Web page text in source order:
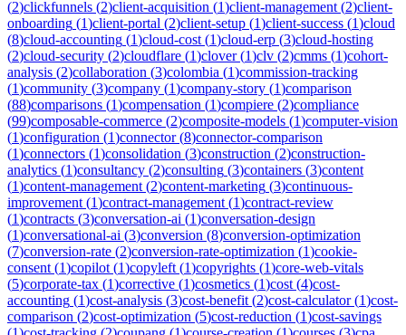
(2)clickfunnels (2)client-acquisition (1)client-management (2)client-
onboarding (1)client-portal (2)client-setup (1)client-success (1)cloud
(8)cloud-accounting (1)cloud-cost (1)cloud-erp (3)cloud-hosting
(2)cloud-security (2)cloudflare (1)clover(1)clv (2)cmms (1)cohort-
analysis (2)collaboration (3)colombia (1)commission-tracking
(1)community (3)company (1)company-story (1)comparison
(88)comparisons (1)compensation (1)compiere (2)compliance
(99)composable-commerce (2)composite-models (1)computer-vision
(1)configuration (1)connector(8)connector-comparison
(1)connectors (1)consolidation (3)construction (2)construction-
analytics (1)consultancy (2)consulting (3)containers (3)content
(1)content-management (2)content-marketing (3)continuous-
improvement (1)contract-management (1)contract-review
(1)contracts (3)conversation-ai (1)conversation-design
(1)conversational-ai (3)conversion (8)conversion-optimization
(7)conversion-rate (2)conversion-rate-optimization (1)cookie-
consent (1)copilot (1)copyleft (1)copyrights (1)core-web-vitals
(5)corporate-tax (1)corrective (1)cosmetics (1)cost (4)cost-
accounting (1)cost-analysis (3)cost-benefit (2)cost-calculator(1)cost-
comparison (2)cost-optimization (5)cost-reduction (1)cost-savings